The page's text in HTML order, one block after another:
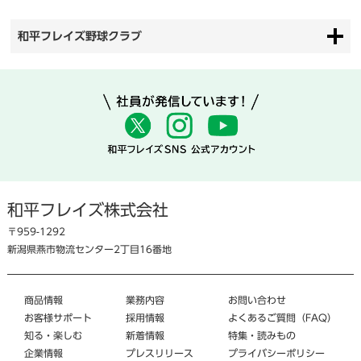
和平フレイズ野球クラブ
和平フレイズ株式会社
〒959-1292
新潟県燕市物流センター2丁目16番地
商品情報
お客様サポート
知る・楽しむ
企業情報
業務内容
採用情報
新着情報
プレスリリース
お問い合わせ
よくあるご質問（FAQ）
特集・読みもの
プライバシーポリシー